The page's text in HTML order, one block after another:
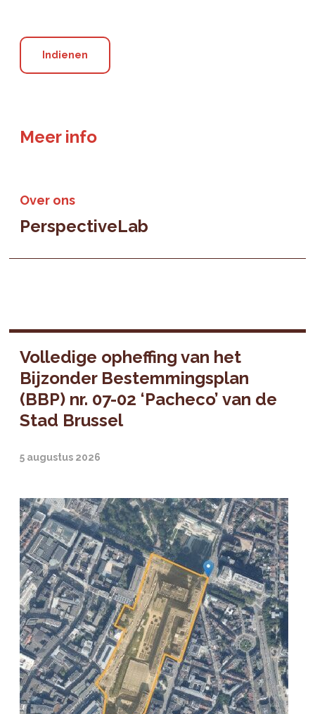
Meer info
Over ons
PerspectiveLab
Volledige opheffing van het
Bijzonder Bestemmingsplan
(BBP) nr. 07-02 ‘Pacheco’ van de
Stad Brussel
5 augustus 2026